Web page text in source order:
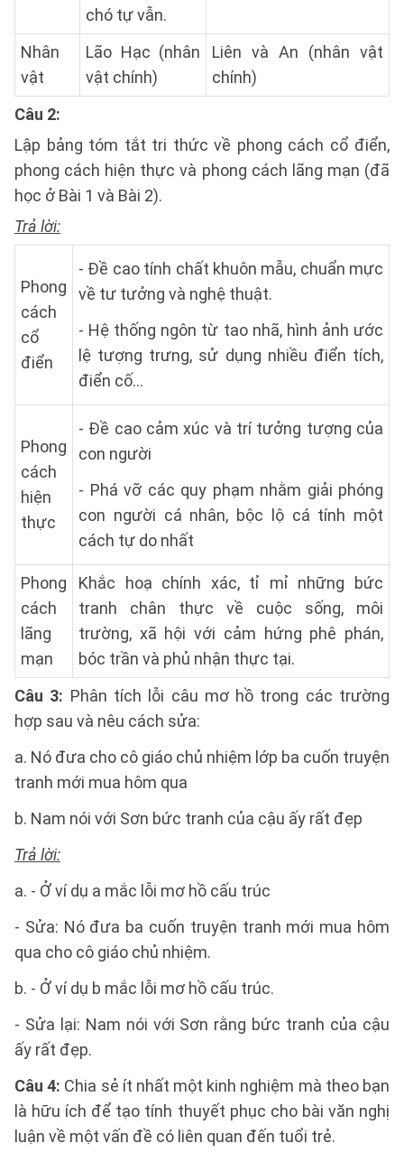
chó tự vẫn.
Nhân
vật
Lão Hạc (nhân
vật chính)
Liên và An (nhân vật
chính)
Câu 2:
Lập bảng tóm tắt tri thức về phong cách cổ điển,
phong cách hiện thực và phong cách lãng mạn (đã
học ở Bài 1 và Bài 2).
Trả lời:
Phong
cách
cổ
điển
- Đề cao tính chất khuôn mẫu, chuẩn mực
về tư tưởng và nghệ thuật.
- Hệ thống ngôn từ tao nhã, hình ảnh ước
lệ tượng trưng, sử dụng nhiều điển tích,
điển cố…
Phong
cách
hiện
thực
- Đề cao cảm xúc và trí tưởng tượng của
con người
- Phá vỡ các quy phạm nhằm giải phóng
con người cá nhân, bộc lộ cá tính một
cách tự do nhất
Phong
cách
lãng
mạn
Khắc hoạ chính xác, tỉ mỉ những bức
tranh chân thực về cuộc sống, môi
trường, xã hội với cảm hứng phê phán,
bóc trần và phủ nhận thực tại.
Câu 3: Phân tích lỗi câu mơ hồ trong các trường
hợp sau và nêu cách sửa:
a. Nó đưa cho cô giáo chủ nhiệm lớp ba cuốn truyện
tranh mới mua hôm qua
b. Nam nói với Sơn bức tranh của cậu ấy rất đẹp
Trả lời:
a. - Ở ví dụ a mắc lỗi mơ hồ cấu trúc
- Sửa: Nó đưa ba cuốn truyện tranh mới mua hôm
qua cho cô giáo chủ nhiệm.
b. - Ở ví dụ b mắc lỗi mơ hồ cấu trúc.
- Sửa lại: Nam nói với Sơn rằng bức tranh của cậu
ấy rất đẹp.
Câu 4: Chia sẻ ít nhất một kinh nghiệm mà theo bạn
là hữu ích để tạo tính thuyết phục cho bài văn nghị
luận về một vấn đề có liên quan đến tuổi trẻ.